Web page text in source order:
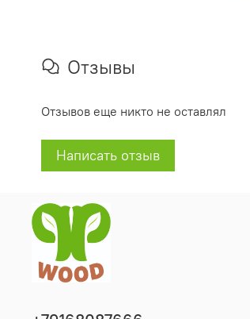
Отзывы
Отзывов еще никто не оставлял
Написать отзыв